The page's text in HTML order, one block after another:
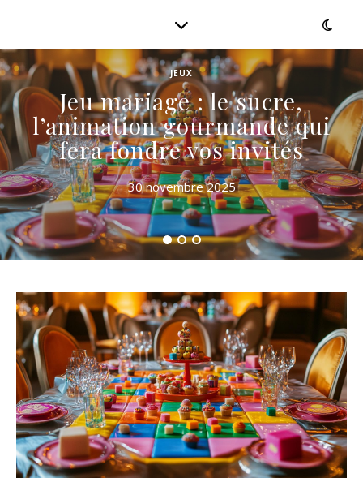
JEUX
Jeu mariage : le sucre,
l’animation gourmande qui
fera fondre vos invités
30 novembre 2025